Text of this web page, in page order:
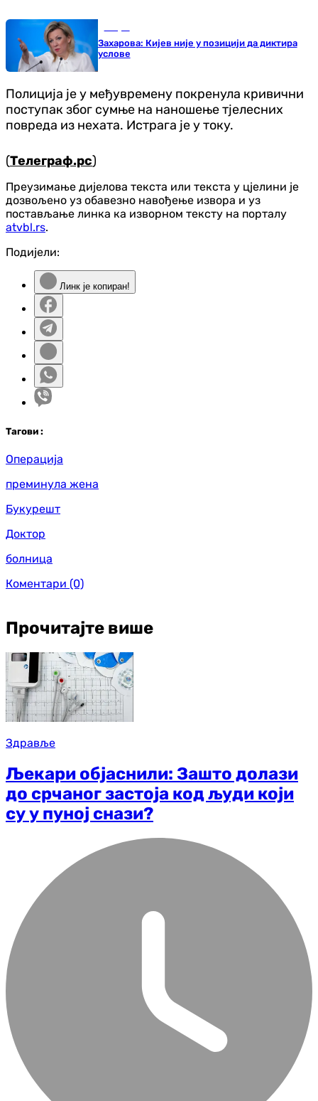
Захарова: Кијев није у позицији да диктира
услове
Полиција је у међувремену покренула кривични
поступак због сумње на наношење тјелесних
повреда из нехата. Истрага је у току.
(Телеграф.рс)
Преузимање дијелова текста или текста у цјелини је
дозвољено уз обавезно навођење извора и уз
постављање линка ка изворном тексту на порталу
atvbl.rs.
Подијели:
Линк је копиран!
Тагови :
Операција
преминула жена
Букурешт
Доктор
болница
Коментари (0)
Прочитајте више
Здравље
Љекари објаснили: Зашто долази
до срчаног застоја код људи који
су у пуној снази?